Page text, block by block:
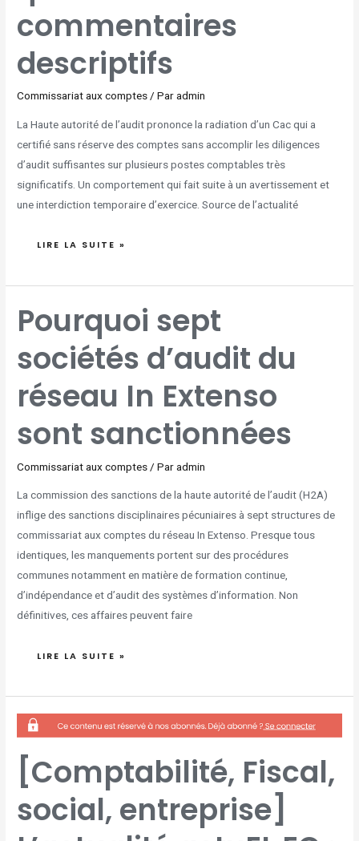
commentaires
descriptifs
Commissariat aux comptes/ Paradmin
La Haute autorité de l’audit prononce la radiation d’un Cac qui a
certifié sans réserve des comptes sans accomplir les diligences
d’audit suffisantes sur plusieurs postes comptables très
significatifs. Un comportement qui fait suite à un avertissement et
une interdiction temporaire d’exercice. Source de l’actualité
LIRE LA SUITE »
Pourquoi sept
sociétés d’audit du
réseau In Extenso
sont sanctionnées
Commissariat aux comptes / Paradmin
La commission des sanctions de la haute autorité de l’audit (H2A)
inflige des sanctions disciplinaires pécuniaires à sept structures de
commissariat aux comptes du réseau In Extenso. Presque tous
identiques, les manquements portent sur des procédures
communes notamment en matière de formation continue,
d’indépendance et d’audit des systèmes d’information. Non
définitives, ces affaires peuvent faire
SEPT
SOCIÉTÉS
D’AUDIT
RÉSEAU
IN
EXTENSO
SONT
LIRE LA SUITE »
[Comptabilité, Fiscal,
social, entreprise]
[COMPTABILITÉ,
FISCAL,
SOCIAL,
ENTREPRISE]
EC
:
QUALITÉ
LE
MONDE
:
MANIFESTE